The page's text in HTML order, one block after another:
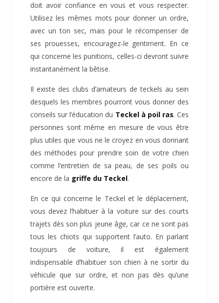
doit avoir confiance en vous et vous respecter.
Utilisez les mêmes mots pour donner un ordre,
avec un ton sec, mais pour le récompenser de
ses prouesses, encouragez-le gentiment. En ce
qui concerne les punitions, celles-ci devront suivre
instantanément la bêtise.
Il existe des clubs d’amateurs de teckels au sein
desquels les membres pourront vous donner des
conseils sur l’éducation du Teckel à poil ras. Ces
personnes sont même en mesure de vous être
plus utiles que vous ne le croyez en vous donnant
des méthodes pour prendre soin de votre chien
comme l’entretien de sa peau, de ses poils ou
encore de la griffe du Teckel.
En ce qui concerne le Teckel et le déplacement,
vous devez l’habituer à la voiture sur des courts
trajets dès son plus jeune âge, car ce ne sont pas
tous les chiots qui supportent l’auto. En parlant
toujours de voiture, il est également
indispensable d’habituer son chien à ne sortir du
véhicule que sur ordre, et non pas dès qu’une
portière est ouverte.